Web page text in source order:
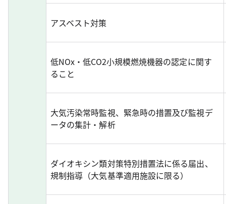
アスベスト対策
低NOx・低CO2小規模燃焼機器の認定に関す
ること
大気汚染常時監視、緊急時の措置及び監視デ
ータの集計・解析
ダイオキシン類対策特別措置法に係る届出、
規制指導（大気基準適用施設に限る）